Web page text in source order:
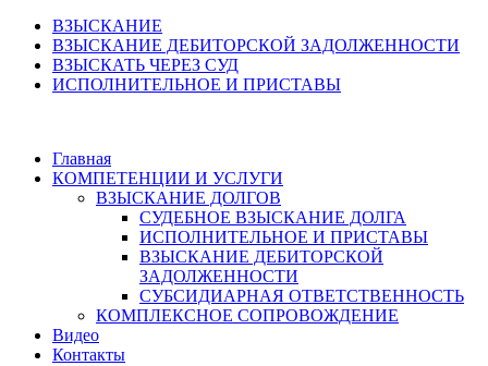
ВЗЫСКАНИЕ
ВЗЫСКАНИЕ ДЕБИТОРСКОЙ ЗАДОЛЖЕННОСТИ
ВЗЫСКАТЬ ЧЕРЕЗ СУД
ИСПОЛНИТЕЛЬНОЕ И ПРИСТАВЫ
Главная
КОМПЕТЕНЦИИ И УСЛУГИ
ВЗЫСКАНИЕ ДОЛГОВ
СУДЕБНОЕ ВЗЫСКАНИЕ ДОЛГА
ИСПОЛНИТЕЛЬНОЕ И ПРИСТАВЫ
ВЗЫСКАНИЕ ДЕБИТОРСКОЙ
ЗАДОЛЖЕННОСТИ
СУБСИДИАРНАЯ ОТВЕТСТВЕННОСТЬ
КОМПЛЕКСНОЕ СОПРОВОЖДЕНИЕ
Видео
Контакты